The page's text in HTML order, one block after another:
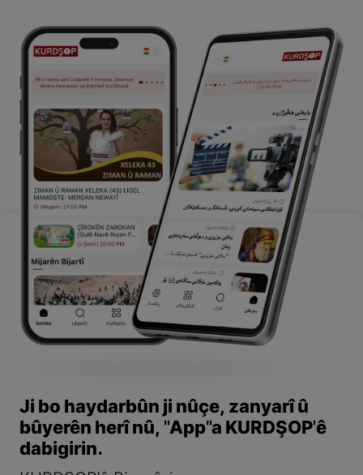
Ji bo haydarbûn ji nûçe, zanyarî û
bûyerên herî nû, "App"a KURDŞOP'ê
dabigirin.